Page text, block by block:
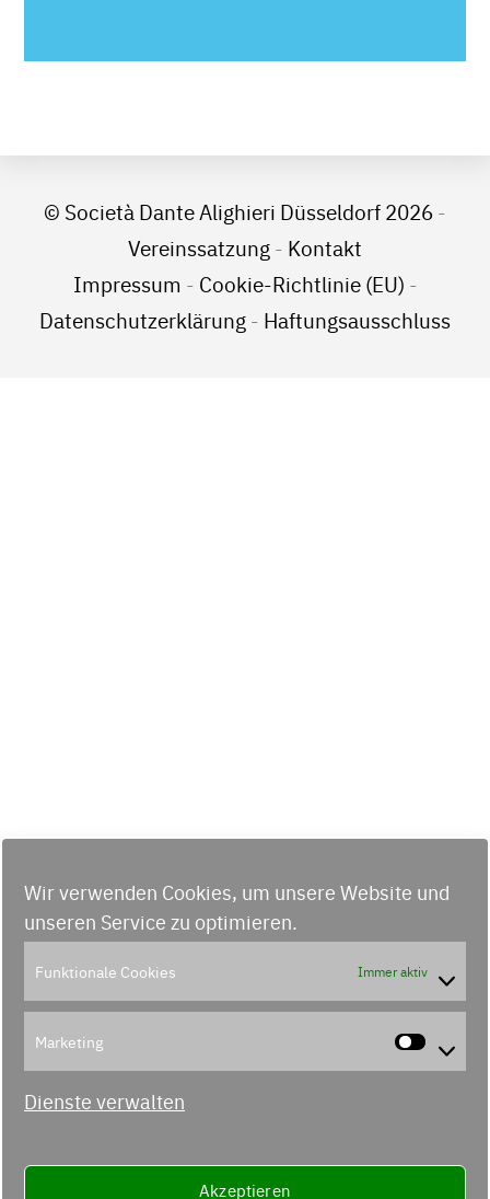
Wir verwenden Cookies, um unsere Website und
unseren Service zu optimieren.
Funktionale Cookies Immer aktiv
Marketing
Dienste verwalten
Akzeptieren
© Società Dante Alighieri Düsseldorf 2026 -
Vereinssatzung- Kontakt
Impressum - Cookie-Richtlinie (EU) -
Datenschutzerklärung- Haftungsausschluss